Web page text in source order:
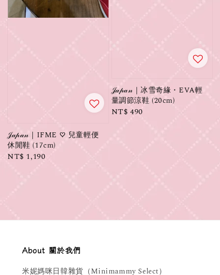
𝒥𝒶𝓅𝒶𝓃｜IFME ♡ 兒童輕便
休閒鞋 (17cm)
Regular
NT$ 1,190
𝒥𝒶𝓅𝒶𝓃｜冰雪奇緣・EVA輕
量調節涼鞋 (20cm)
Regular
NT$ 490
About 關於我們
米妮媽咪日韓雜貨（Minimammy Select）